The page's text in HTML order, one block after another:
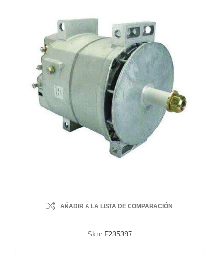
AÑADIR A LA LISTA DE COMPARACIÓN
Sku: F235397